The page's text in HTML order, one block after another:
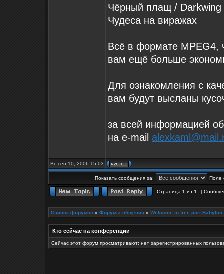
Чёрный плащ / Darkwing
Чудеса на виражах
Всё в формате MPEG4,
вам ещё больше
Для ознакомления с
вам будут высланы
за всей информацией
на e-mail
Вс сен 10, 2006 15:03
Показать сообщения за: Поле
Страница 1 из 1 [
Список форумов » Форумы общения » Welcome to free port Babylon
Кто сейчас на конференции
Сейчас этот форум просматривают: нет зарегистрированных